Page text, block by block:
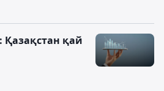
қай